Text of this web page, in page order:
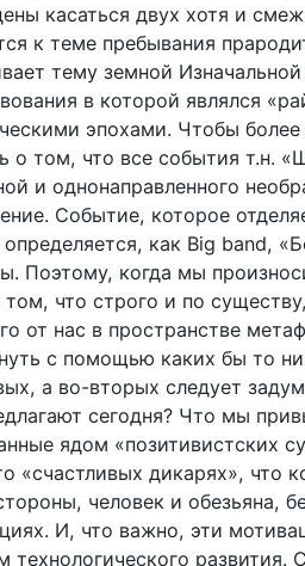
касаться двух хотя и
к теме пребывания
тему земной
в которой являлся
эпохами. Чтобы
о том, что все события т.н.
и однонаправленного
Событие, которое
как Big band,
Поэтому, когда мы
том, что строго и по
от нас в пространстве
с помощью каких бы то
а во-вторых следует
сегодня? Что мы
ядом «позитивистских
«счастливых дикарях», что
человек и обезьяна,
И, что важно, эти
технологического